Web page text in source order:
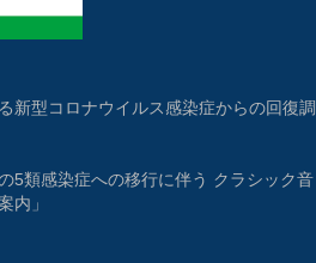
新型コロナウイルス感染症からの回復調
5類感染症への移行に伴う クラシック音
内」